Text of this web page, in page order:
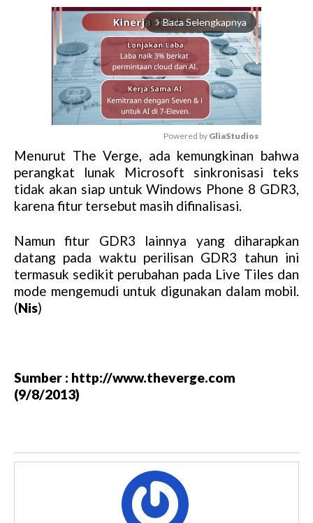
arrow_forward_ios Baca Selengkapnya
M
u
t
e
Powered by GliaStudios
Menurut The Verge, ada kemungkinan bahwa
perangkat lunak Microsoft sinkronisasi teks
tidak akan siap untuk Windows Phone 8 GDR3,
karena fitur tersebut masih difinalisasi.
Namun fitur GDR3 lainnya yang diharapkan
datang pada waktu perilisan GDR3 tahun ini
termasuk sedikit perubahan pada Live Tiles dan
mode mengemudi untuk digunakan dalam mobil.
(Nis)
Sumber : http://www.theverge.com
(9/8/2013)